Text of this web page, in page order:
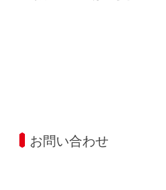
お問い合わせ